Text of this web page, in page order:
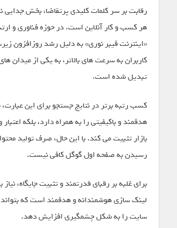
رقابت بر سر کلمات کلیدی پرتقاضا، بخش جدایی
هر کسب و کار آنلاین است. در حوزه فناوری و
«اینترنت فیبر نوری» به دلیل رشد روزافزون
کاربران به سرعت های بالاتر، به یکی از میدان
تبدیل شده است.
کسب رتبه برتر در نتایج جستجو برای این عبارت،
هدفمند و باکیفیتی را به همراه دارد، بلکه اعتبار
بازار تثبیت می کند. با این حال، صرف تولید
رسیدن به صفحه اول گوگل کافی نیست.
برای غلبه بر رقبای قدرتمند و تثبیت جایگاه،
لینک سازی هوشمندانه و هدفمند است که
سایت را به شکل چشمگیری افزایش دهد.